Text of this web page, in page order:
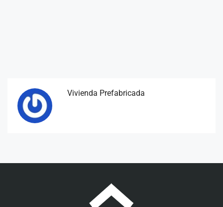
Vivienda Prefabricada